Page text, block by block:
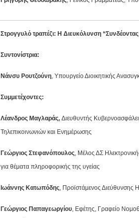
Στρογγυλό τραπέζι: Η Διευκόλυνση
Συντονίστρια:
Νάνσυ Ρουτζούνη, Υπουργείο Διοικητικής
Συμμετέχοντες:
Λέανδρος Μαγλαράς, Διευθυντής
Τηλεπικοινωνιών και Ενημέρωσης
Γεώργιος Στεφανόπουλος, Μέλος ΔΣ
για θέματα πληροφορικής της υγείας
Ιωάννης Κατωπόδης, Προϊστάμενος Διεύθυνσης
Γεώργιος Παπαγεωργίου, Εφέτης, Γραφείο